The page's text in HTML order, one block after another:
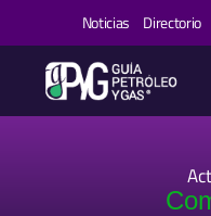
contenido
Noticias Directorio